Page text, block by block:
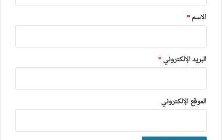
*
الاسم *
البريد الإلكتروني *
الموقع الإلكتروني